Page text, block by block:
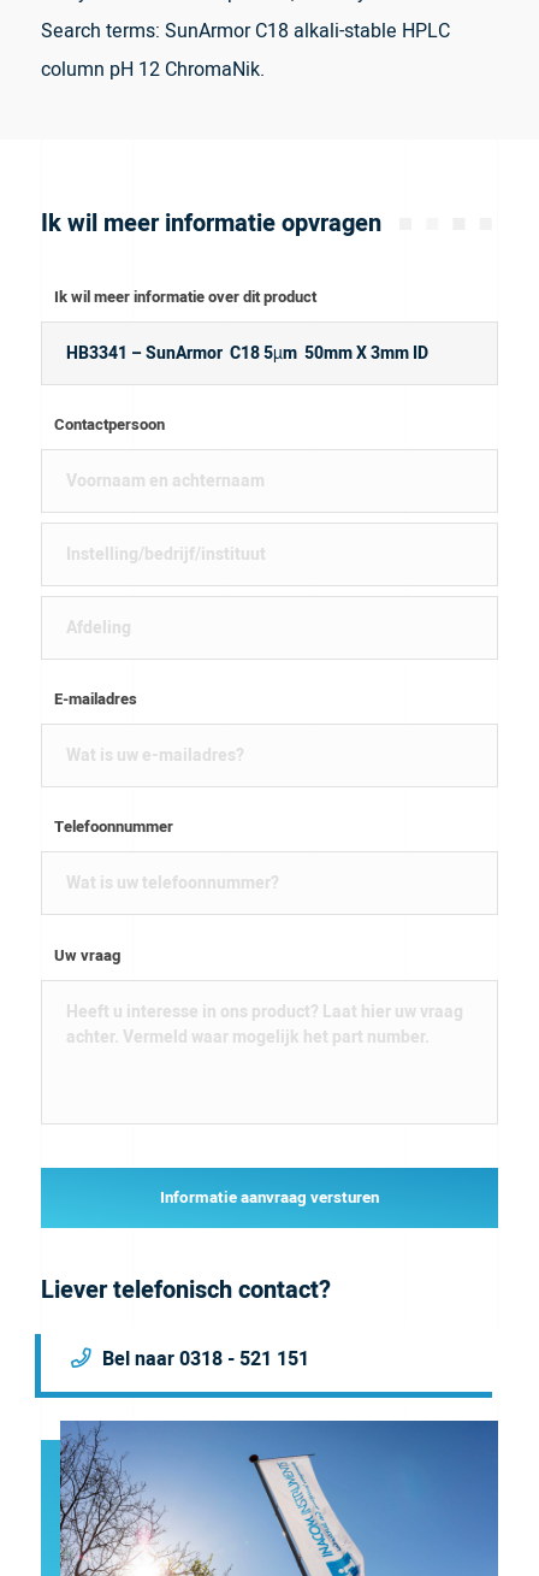
Search terms: SunArmor C18 alkali-stable HPLC
column pH 12 ChromaNik.
Ik wil meer informatie opvragen
Ik wil meer informatie over dit product
Contactpersoon
E-mailadres
Telefoonnummer
Uw vraag
Informatie aanvraag versturen
Liever telefonisch contact?
Bel naar 0318 - 521 151